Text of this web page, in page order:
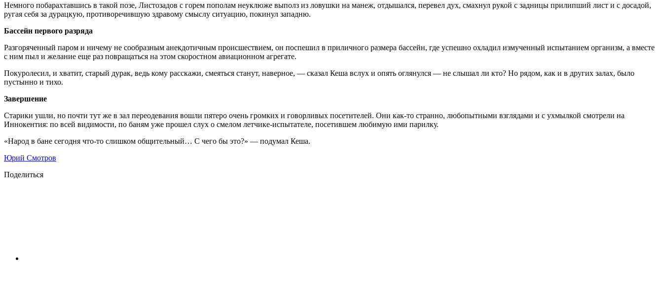
Немного побарахтавшись в такой позе, Листозадов с горем пополам неуклюже выполз из ловушки на манеж, отдышался, перевел дух, смахнул рукой с задницы прилипший лист и с досадой,
ругая себя за дурацкую, противоречившую здравому смыслу ситуацию, покинул западню.
Бассейн первого разряда
Разгоряченный паром и ничему не сообразным анекдотичным происшествием, он поспешил в приличного размера бассейн, где успешно охладил измученный испытанием организм, а вместе
с ним пыл и желание еще раз повращаться на этом скоростном авиационном агрегате.
Покуролесил, и хватит, старый дурак, ведь кому расскажи, смеяться станут, наверное, — сказал Кеша вслух и опять оглянулся — не слышал ли кто? Но рядом, как и в других залах, было
пустынно и тихо.
Завершение
Старики ушли, но почти тут же в зал переодевания вошли пятеро очень громких и говорливых посетителей. Они как-то странно, любопытными взглядами и с ухмылкой смотрели на
Иннокентия: по всей видимости, по баням уже прошел слух о смелом летчике-испытателе, посетившем любимую ими парилку.
«Народ в бане сегодня что-то слишком общительный… С чего бы это?» — подумал Кеша.
Юрий Смотров
Поделиться